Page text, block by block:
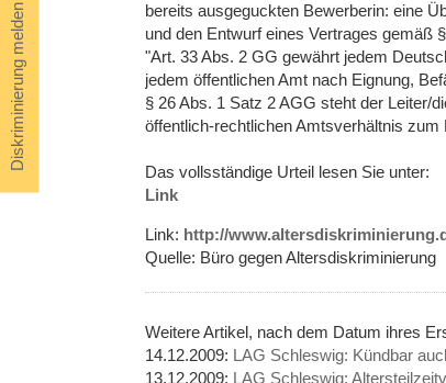
Diskriminierung melden
bereits ausgeguckten Bewerberin: eine
und den Entwurf eines Vertrages gemäß
"Art. 33 Abs. 2 GG gewährt jedem
jedem öffentlichen Amt nach Eignung,
§ 26 Abs. 1 Satz 2 AGG steht der Leiter/
öffentlich-rechtlichen Amtsverhältnis
Das vollsständige Urteil lesen Sie unter:
Link
Link: http://
Quelle: Büro gegen Altersdiskriminierung
Weitere Artikel, nach dem Datum ihres
14.12.2009: LAG Schleswig: Kündbar
13.12.2009: LAG Schleswig: